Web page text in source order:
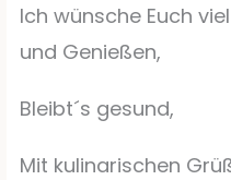
Ich wünsche Euch
und Genießen,
Bleibt´s gesund,
Mit kulinarischen